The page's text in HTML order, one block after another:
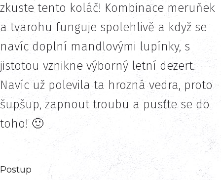
zkuste tento koláč! Kombinace meruňek
a tvarohu funguje spolehlivě a když se
navíc doplní mandlovými lupínky, s
jistotou vznikne výborný letní dezert.
Navíc už polevila ta hrozná vedra, proto
šupšup, zapnout troubu a pusťte se do
toho! 🙂
Postup